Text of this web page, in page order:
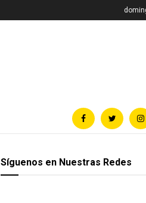
Síguenos en Nuestras Redes